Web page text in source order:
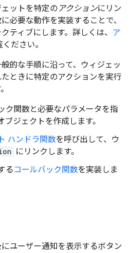
ットを特定の アクションにリン
必要な動作を実装することで、
ティブにします。詳しくは、 ア
ださい。
的な手順に沿って、ウィジェッ
ときに特定のアクションを実行
ク関数と必要なパラメータを指
ブジェクトを作成します。
ハンドラ関数を呼び出して、ウ
にリンクします。
る コールバック関数を実装しま
ユーザー通知を表示するボタン